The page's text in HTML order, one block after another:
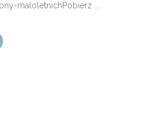
maloletnichPobierz ...